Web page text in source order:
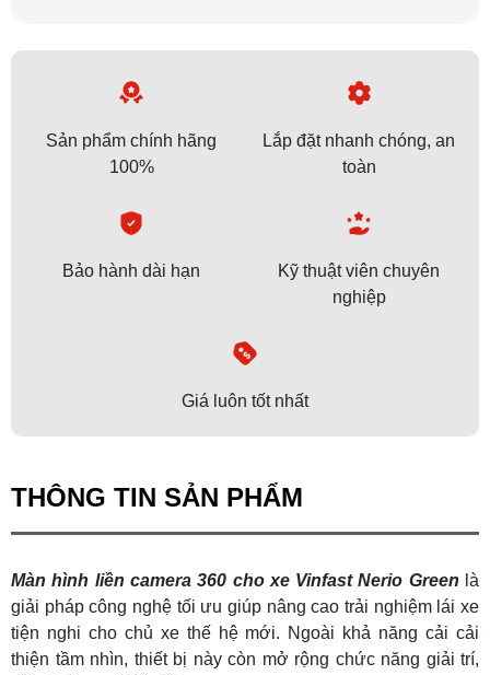
Sản phẩm chính hãng
100%
Lắp đặt nhanh chóng, an
toàn
Bảo hành dài hạn
Kỹ thuật viên chuyên
nghiệp
Giá luôn tốt nhất
THÔNG TIN SẢN PHẨM
Màn hình liền camera 360 cho xe Vinfast Nerio Green là
giải pháp công nghệ tối ưu giúp nâng cao trải nghiệm lái xe
tiện nghi cho chủ xe thế hệ mới. Ngoài khả năng cải cải
thiện tầm nhìn, thiết bị này còn mở rộng chức năng giải trí,